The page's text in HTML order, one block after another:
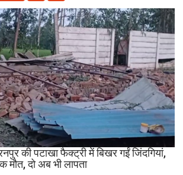
के
कारोबार
का
भंडाफोड़,
अमीनाबाद
में
5
दवा
पर
FIR
की पटाखा फैक्ट्री में बिखर गईं जिंदगियां,
मौत, दो अब भी लापता